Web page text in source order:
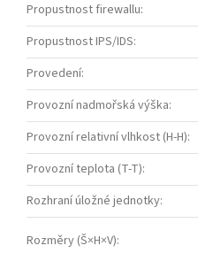
Propustnost firewallu:
Propustnost IPS/IDS:
Provedení:
Provozní nadmořská výška:
Provozní relativní vlhkost (H-H):
Provozní teplota (T-T):
Rozhraní úložné jednotky:
Rozměry (Š×H×V):